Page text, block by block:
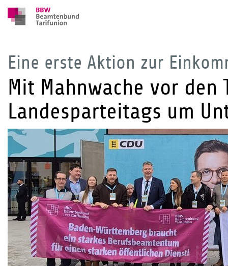
Eine erste Aktion zur
Mit Mahnwache vor den
Landesparteitags um